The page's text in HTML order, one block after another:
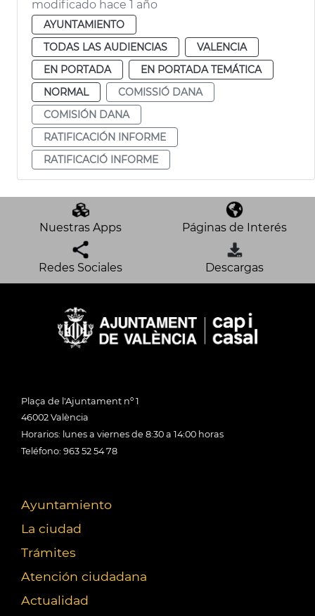
modificado hace 1 año
AYUNTAMIENTO
TODAS LAS AUDIENCIAS
VALENCIA
EN PORTADA
EN PORTADA TEMÁTICA
NORMAL
COMISSIÓ DANA
COMISIÓN DANA
RATIFICACIÓN INFORME
RATIFICACIÓ INFORME
Nuestras Apps Páginas de Interés
Redes Sociales Descargas
Plaça de l'Ajuntament nº 1
46002 València
Horarios: lunes a viernes de 8:30 a 14:00 horas
Teléfono: 963 52 54 78
Ayuntamiento
La ciudad
Trámites
Atención ciudadana
Actualidad